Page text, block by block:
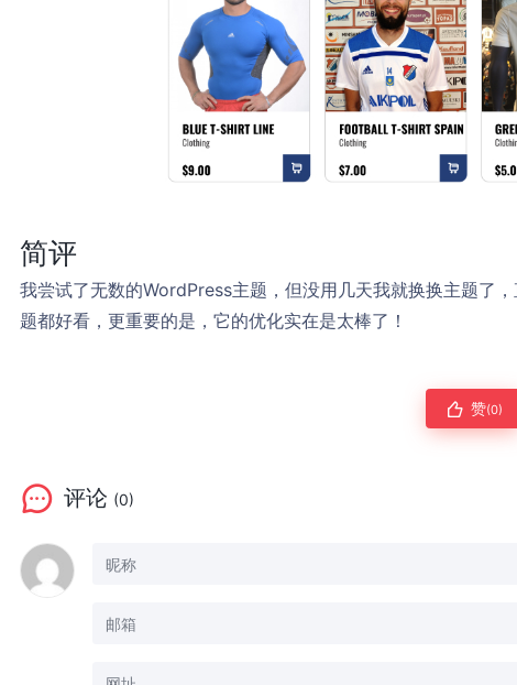
简评
我尝试了无数的WordPress主题，但没用几天我就换换主题了
题都好看，更重要的是，它的优化实在是太棒了！
赞(0)
评论 (0)